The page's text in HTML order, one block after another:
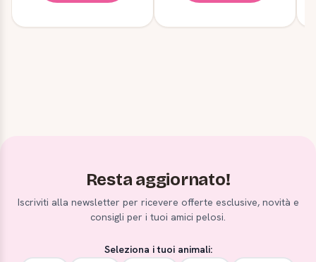
Resta aggiornato!
Iscriviti alla newsletter per ricevere offerte esclusive, novità e
consigli per i tuoi amici pelosi.
Seleziona i tuoi animali: